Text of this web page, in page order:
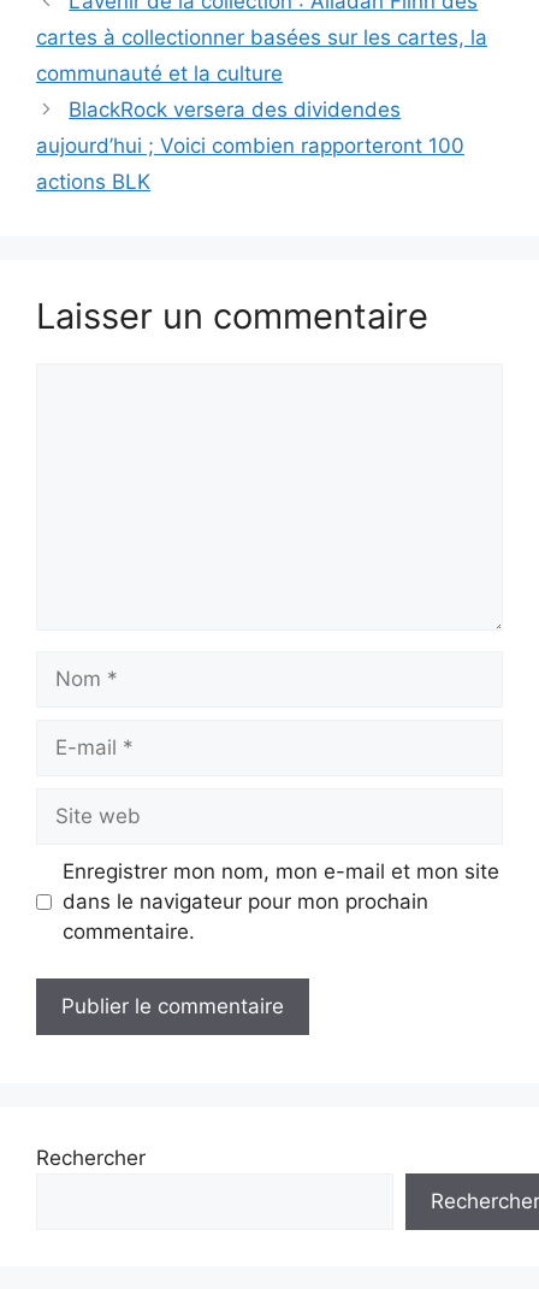
cartes à collectionner basées sur les cartes, la
communauté et la culture
BlackRock versera des dividendes
aujourd’hui ; Voici combien rapporteront 100
actions BLK
Laisser un commentaire
Nom
Site
web
Enregistrer mon nom, mon e-mail et mon site
dans le navigateur pour mon prochain
commentaire.
Rechercher
Rechercher